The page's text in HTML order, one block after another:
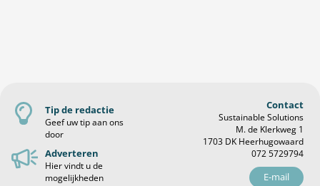
Tip de redactie
Geef uw tip aan ons
door
Adverteren
Hier vindt u de
mogelijkheden
Contact
Sustainable Solutions
M. de Klerkweg 1
1703 DK Heerhugowaard
072 5729794
E-mail